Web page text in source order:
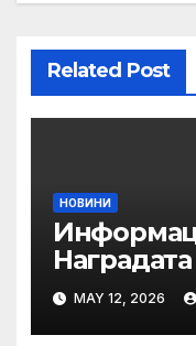
Related Post
НОВИНИ
на ОАЕ
MAY 12, 2026